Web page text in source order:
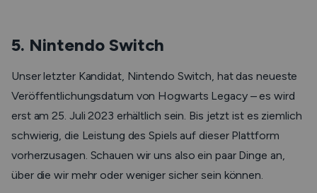
5. Nintendo Switch
Unser letzter Kandidat, Nintendo Switch, hat das neueste
Veröffentlichungsdatum von Hogwarts Legacy – es wird
erst am 25. Juli 2023 erhältlich sein. Bis jetzt ist es ziemlich
schwierig, die Leistung des Spiels auf dieser Plattform
vorherzusagen. Schauen wir uns also ein paar Dinge an,
über die wir mehr oder weniger sicher sein können.